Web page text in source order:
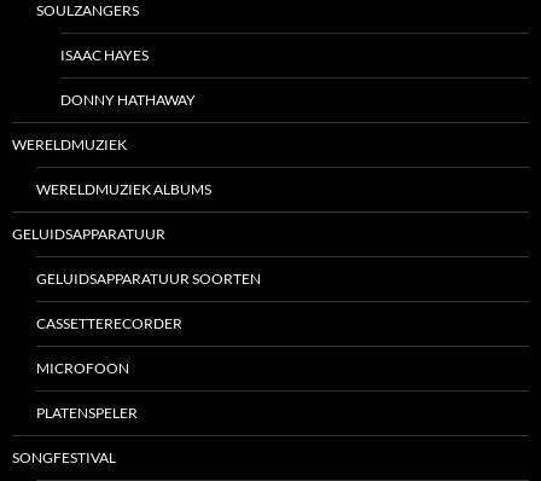
SOULZANGERS
ISAAC HAYES
DONNY HATHAWAY
WERELDMUZIEK
WERELDMUZIEK ALBUMS
GELUIDSAPPARATUUR
GELUIDSAPPARATUUR SOORTEN
CASSETTERECORDER
MICROFOON
PLATENSPELER
SONGFESTIVAL